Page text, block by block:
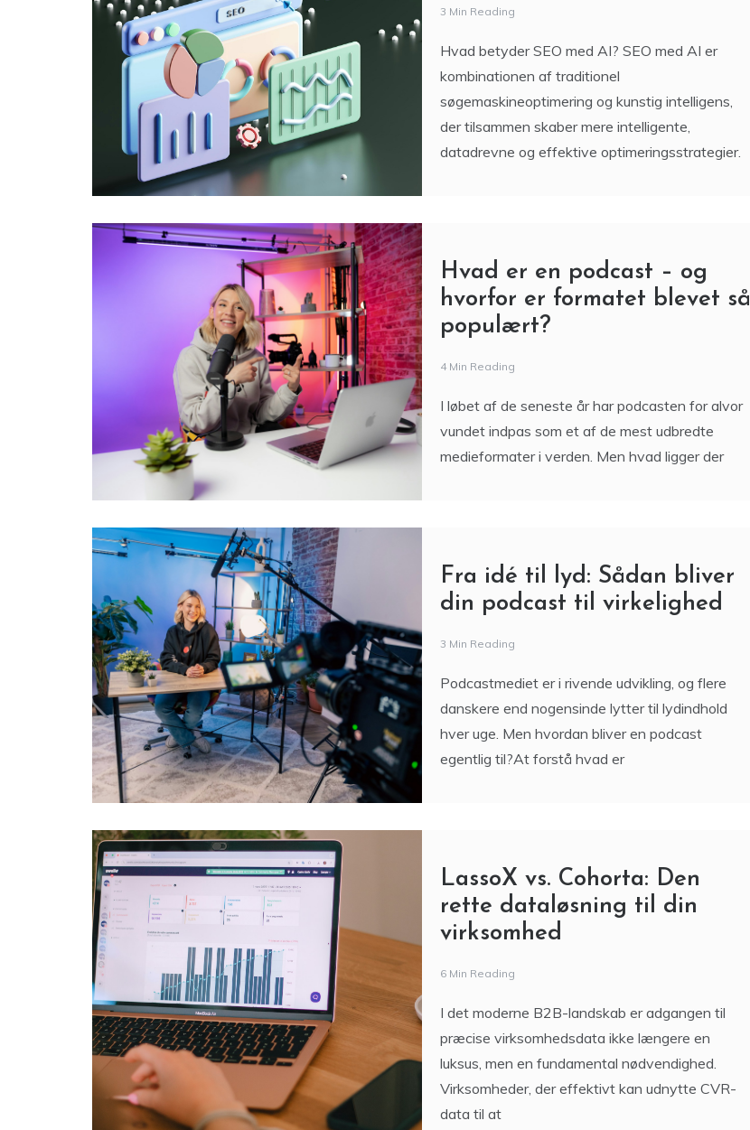
3 Min Reading
Hvad betyder SEO med AI? SEO med AI er
kombinationen af traditionel
søgemaskineoptimering og kunstig intelligens,
der tilsammen skaber mere intelligente,
datadrevne og effektive optimeringsstrategier.
Hvad er en podcast – og
hvorfor er formatet blevet så
populært?
4 Min Reading
I løbet af de seneste år har podcasten for alvor
vundet indpas som et af de mest udbredte
medieformater i verden. Men hvad ligger der
Fra idé til lyd: Sådan bliver
din podcast til virkelighed
3 Min Reading
Podcastmediet er i rivende udvikling, og flere
danskere end nogensinde lytter til lydindhold
hver uge. Men hvordan bliver en podcast
egentlig til?At forstå hvad er
LassoX vs. Cohorta: Den
rette dataløsning til din
virksomhed
6 Min Reading
I det moderne B2B-landskab er adgangen til
præcise virksomhedsdata ikke længere en
luksus, men en fundamental nødvendighed.
Virksomheder, der effektivt kan udnytte CVR-
data til at